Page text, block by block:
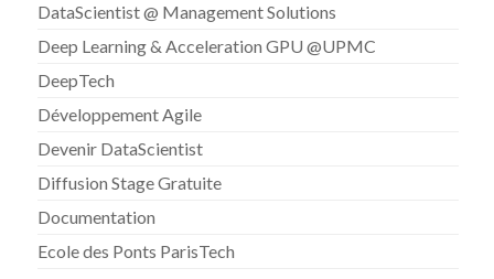
DataScientist @ Management Solutions
Deep Learning & Acceleration GPU @UPMC
DeepTech
Développement Agile
Devenir DataScientist
Diffusion Stage Gratuite
Documentation
Ecole des Ponts ParisTech